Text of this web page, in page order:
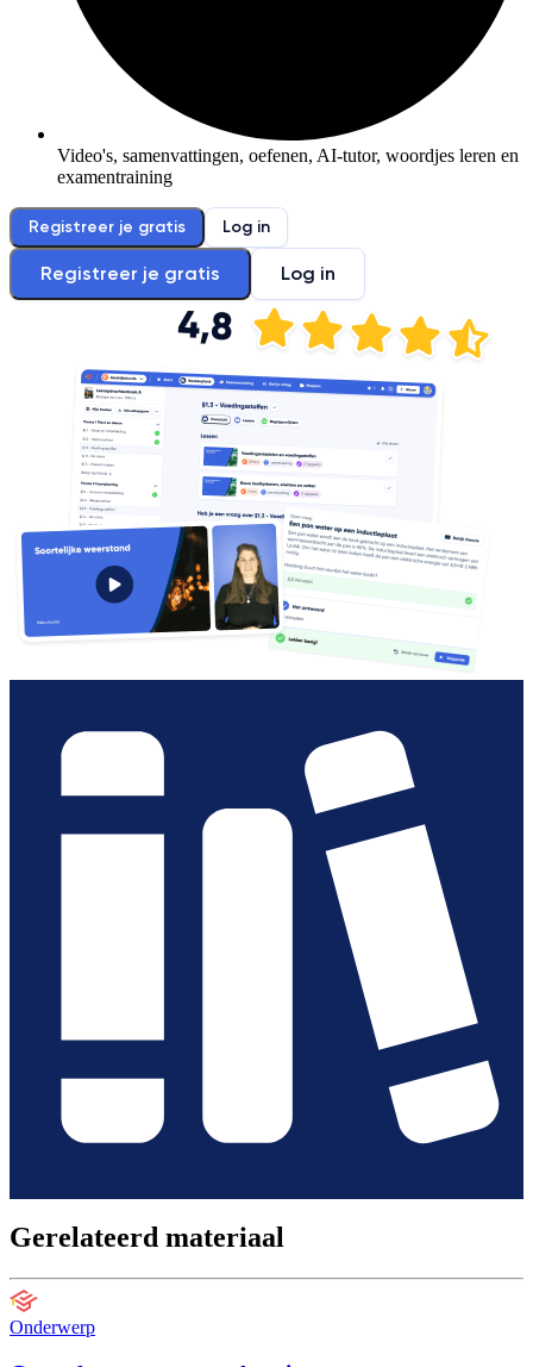
Video's, samenvattingen, oefenen, AI-tutor, woordjes leren en
examentraining
Registreer je gratis Log in
Registreer je gratis Log in
Gerelateerd materiaal
Onderwerp